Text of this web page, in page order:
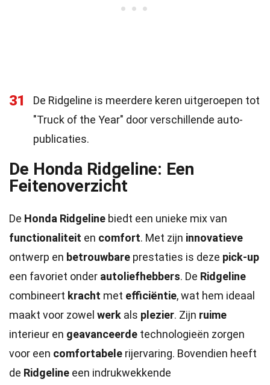
31
De Ridgeline is meerdere keren uitgeroepen tot
"Truck of the Year" door verschillende auto-
publicaties.
De Honda Ridgeline: Een
Feitenoverzicht
De Honda Ridgeline biedt een unieke mix van
functionaliteit en comfort. Met zijn innovatieve
ontwerp en betrouwbare prestaties is deze pick-up
een favoriet onder autoliefhebbers. De Ridgeline
combineert kracht met efficiëntie, wat hem ideaal
maakt voor zowel werk als plezier. Zijn ruime
interieur en geavanceerde technologieën zorgen
voor een comfortabele rijervaring. Bovendien heeft
de Ridgeline een indrukwekkende